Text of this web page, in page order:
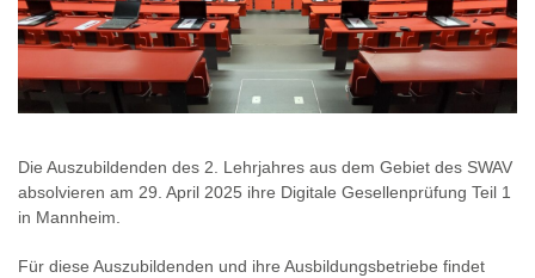
Die Auszubildenden des 2. Lehrjahres aus dem Gebiet des SWAV
absolvieren am 29. April 2025 ihre Digitale Gesellenprüfung Teil 1
in Mannheim.
Für diese Auszubildenden und ihre Ausbildungsbetriebe findet